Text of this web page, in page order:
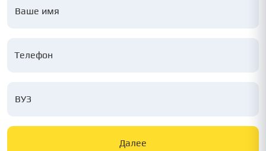
Ваше имя
ВУЗ
Далее